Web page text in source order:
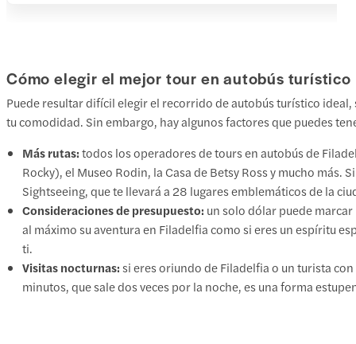
Cómo elegir el mejor tour en autobús turístico
Puede resultar difícil elegir el recorrido de autobús turístico
tu comodidad. Sin embargo, hay algunos factores que puedes
Más rutas:todos los operadores de tours en autobús de
Rocky), el Museo Rodin, la Casa de Betsy Ross y mucho
Sightseeing, que te llevará a 28 lugares emblemáticos de la
Consideraciones de presupuesto: un solo dólar puede
al máximo su aventura en Filadelfia como si eres un espíritu
ti.
Visitas nocturnas:si eres oriundo de Filadelfia o un turista
minutos, que sale dos veces por la noche, es una forma